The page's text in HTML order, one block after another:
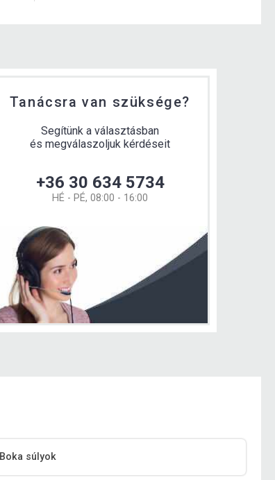
Tanácsra van szüksége?
Segítünk a választásban
és megválaszoljuk kérdéseit
+36 30 634 5734
HÉ - PÉ, 08:00 - 16:00
Boka súlyok